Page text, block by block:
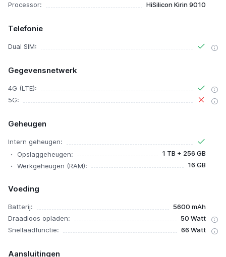
Processor: HiSilicon Kirin 9010
Telefonie
Dual SIM:
Gegevensnetwerk
4G (LTE):
5G:
Geheugen
Intern geheugen:
Opslaggeheugen:
1 TB + 256 GB
Werkgeheugen (RAM):
16 GB
Voeding
Batterij:
5600 mAh
Draadloos opladen:
50 Watt
Snellaadfunctie:
66 Watt
Aansluitingen